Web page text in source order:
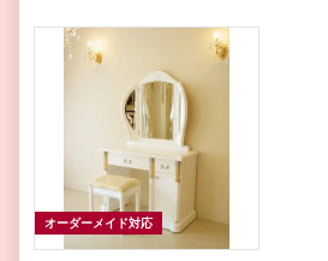
トーン ホワイトロッククリス
タルの装飾
オーダーメイド対応